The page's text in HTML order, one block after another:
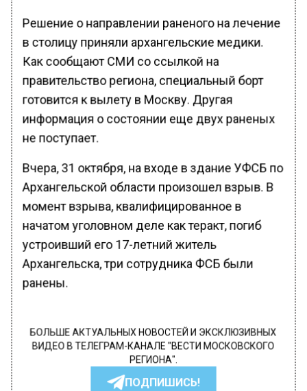
Решение о направлении раненого на лечение
в столицу приняли архангельские медики.
Как сообщают СМИ со ссылкой на
правительство региона, специальный борт
готовится к вылету в Москву. Другая
информация о состоянии еще двух раненых
не поступает.
Вчера, 31 октября, на входе в здание УФСБ по
Архангельской области произошел взрыв. В
момент взрыва, квалифицированное в
начатом уголовном деле как теракт, погиб
устроивший его 17-летний житель
Архангельска, три сотрудника ФСБ были
ранены.
БОЛЬШЕ АКТУАЛЬНЫХ НОВОСТЕЙ И ЭКСКЛЮЗИВНЫХ
ВИДЕО В ТЕЛЕГРАМ-КАНАЛЕ "ВЕСТИ МОСКОВСКОГО
РЕГИОНА".
ПОДПИШИСЬ!